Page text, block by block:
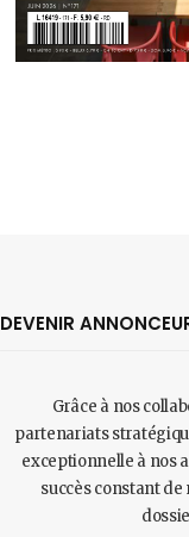
DEVENIR
Grâce à nos
partenariats
exceptionnelle à nos
succès constant